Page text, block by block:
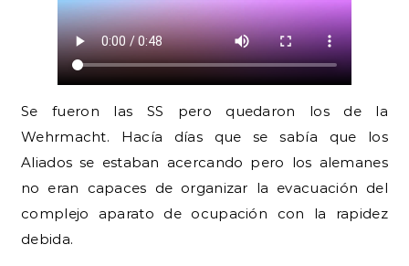
Se fueron las SS pero quedaron los de la
Wehrmacht. Hacía días que se sabía que los
Aliados se estaban acercando pero los alemanes
no eran capaces de organizar la evacuación del
complejo aparato de ocupación con la rapidez
debida.